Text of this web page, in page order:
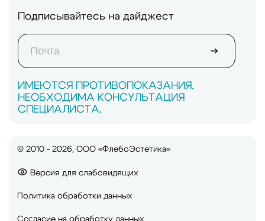
Подписывайтесь на дайджест
ИМЕЮТСЯ ПРОТИВОПОКАЗАНИЯ.
НЕОБХОДИМА КОНСУЛЬТАЦИЯ
СПЕЦИАЛИСТА.
© 2010 - 2026, ООО «ФлебоЭстетика»
Версия для слабовидящих
Политика обработки данных
Согласие на обработку данных